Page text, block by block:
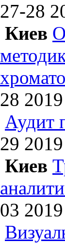
27-28
Киев
28 2019
Аудит
29 2019
Киев
03 2019